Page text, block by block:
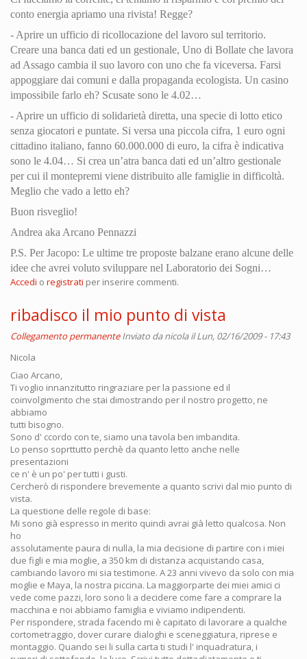
conto energia apriamo una rivista! Regge?
- Aprire un ufficio di ricollocazione del lavoro sul territorio.
Creare una banca dati ed un gestionale, Uno di Bollate che lavora
ad Assago cambia il suo lavoro con uno che fa viceversa. Farsi
appoggiare dai comuni e dalla propaganda ecologista. Un casino
impossibile farlo eh? Scusate sono le 4.02…
- Aprire un ufficio di solidarietà diretta, una specie di lotto etico
senza giocatori e puntate. Si versa una piccola cifra, 1 euro ogni
cittadino italiano, fanno 60.000.000 di euro, la cifra è indicativa
sono le 4.04… Si crea un’atra banca dati ed un’altro gestionale
per cui il montepremi viene distribuito alle famiglie in difficoltà.
Meglio che vado a letto eh?
Buon risveglio!
Andrea aka Arcano Pennazzi
P.S. Per Jacopo: Le ultime tre proposte balzane erano alcune delle
idee che avrei voluto sviluppare nel Laboratorio dei Sogni…
Accedi o registrati per inserire commenti.
ribadisco il mio punto di vista
Collegamento permanente Inviato danicolail Lun, 02/16/2009 - 17:43
Nicola
Ciao Arcano,
Ti voglio innanzitutto ringraziare per la passione ed il
coinvolgimento che stai dimostrando per il nostro progetto, ne
abbiamo
tutti bisogno.
Sono d' ccordo con te, siamo una tavola ben imbandita.
Lo penso soprttutto perchè da quanto letto anche nelle
presentazioni
ce n' è un po' per tutti i gusti.
Cercherò di rispondere brevemente a quanto scrivi dal mio punto di
vista.
La questione delle regole di base:
Mi sono già espresso in merito quindi avrai già letto qualcosa. Non
ho
assolutamente paura di nulla, la mia decisione di partire con i miei
due figli e mia moglie, a 350 km di distanza acquistando casa,
cambiando lavoro mi sia testimone. A 23 anni vivevo da solo con mia
moglie e Maya, la nostra piccina. La maggiorparte dei miei amici ci
vede come pazzi, loro sono li a decidere come fare a comprare la
macchina e noi abbiamo famiglia e viviamo indipendenti.
Per rispondere, strada facendo mi è capitato di lavorare a qualche
cortometraggio, dover curare dialoghi e sceneggiatura, riprese e
montaggio. Quando sei li sulla carta ti studi l' inquadratura, i